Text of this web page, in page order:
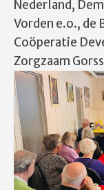
Nederland,
Vorden e.o., de
Coöperatie
Zorgzaam